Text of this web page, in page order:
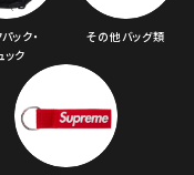
ック・
ック
その他バッグ類